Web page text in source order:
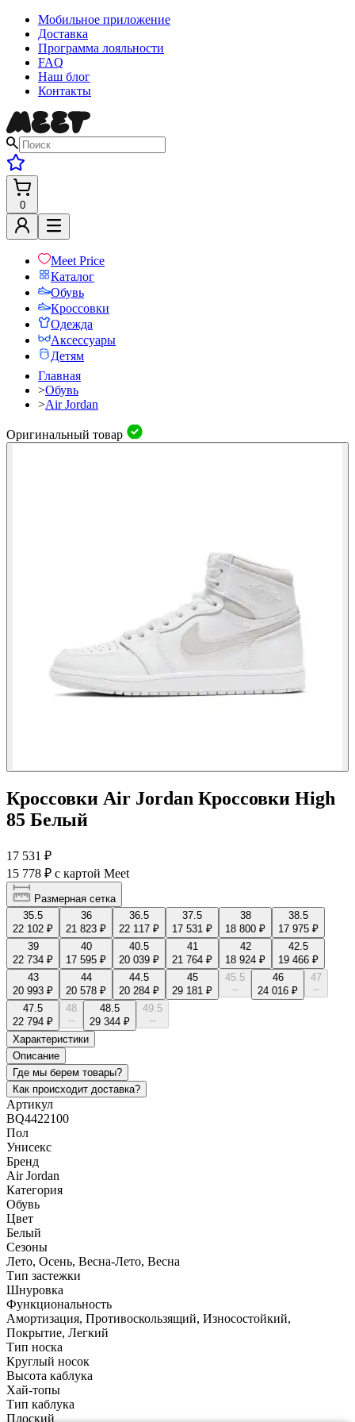
Мобильное приложение
Доставка
Программа лояльности
FAQ
Наш блог
Контакты
0
Meet Price
Каталог
Обувь
Кроссовки
Одежда
Аксессуары
Детям
Главная
>Обувь
>Air Jordan
Оригинальный товар
Кроссовки Air Jordan Кроссовки High
85 Белый
17 531 ₽
15 778 ₽ с картой Meet
Размерная сетка
35.5
22 102 ₽
36
21 823 ₽
36.5
22 117 ₽
37.5
17 531 ₽
38
18 800 ₽
38.5
17 975 ₽
39
22 734 ₽
40
17 595 ₽
40.5
20 039 ₽
41
21 764 ₽
42
18 924 ₽
42.5
19 466 ₽
43
20 993 ₽
44
20 578 ₽
44.5
20 284 ₽
45
29 181 ₽
45.5
--
46
24 016 ₽
47
--
47.5
22 794 ₽
48
--
48.5
29 344 ₽
49.5
--
Характеристики
Описание
Где мы берем товары?
Как происходит доставка?
Артикул
BQ4422100
Пол
Унисекс
Бренд
Air Jordan
Категория
Обувь
Цвет
Белый
Сезоны
Лето, Осень, Весна-Лето, Весна
Тип застежки
Шнуровка
Функциональность
Амортизация, Противоскользящий, Износостойкий,
Покрытие, Легкий
Тип носка
Круглый носок
Высота каблука
Хай-топы
Тип каблука
Плоский